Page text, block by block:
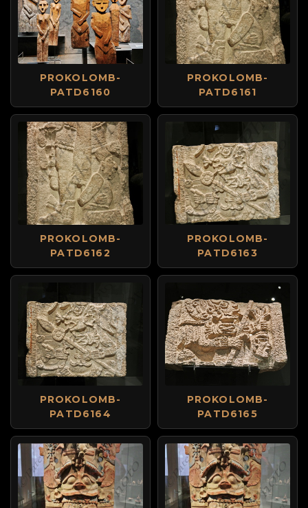
PROKOLOMB-
PATD6160
PROKOLOMB-
PATD6161
PROKOLOMB-
PATD6162
PROKOLOMB-
PATD6163
PROKOLOMB-
PATD6164
PROKOLOMB-
PATD6165